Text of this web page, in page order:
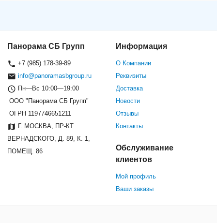
Панорама СБ Групп
+7 (985) 178-39-89
info@panoramasbgroup.ru
Пн—Вс 10:00—19:00
ООО "Панорама СБ Групп"
ОГРН 1197746651211
Г. МОСКВА, ПР-КТ
ВЕРНАДСКОГО, Д. 89, К. 1,
ПОМЕЩ. 86
Информация
О Компании
Реквизиты
Доставка
Новости
Отзывы
Контакты
Обслуживание
клиентов
Мой профиль
Ваши заказы